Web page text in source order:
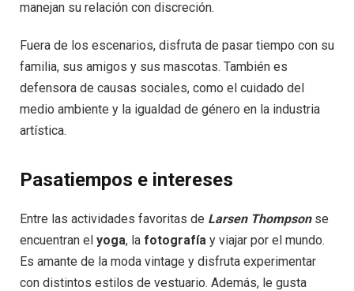
manejan su relación con discreción.
Fuera de los escenarios, disfruta de pasar tiempo con su
familia, sus amigos y sus mascotas. También es
defensora de causas sociales, como el cuidado del
medio ambiente y la igualdad de género en la industria
artística.
Pasatiempos e intereses
Entre las actividades favoritas de Larsen Thompsonse
encuentran el yoga, la fotografía y viajar por el mundo.
Es amante de la moda vintage y disfruta experimentar
con distintos estilos de vestuario. Además, le gusta